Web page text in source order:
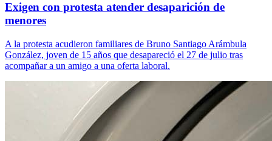
Exigen con protesta atender desaparición de
menores
A la protesta acudieron familiares de Bruno Santiago Arámbula
González, joven de 15 años que desapareció el 27 de julio tras
acompañar a un amigo a una oferta laboral.